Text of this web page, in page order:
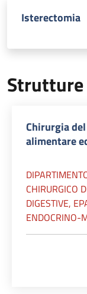
Isterectomia
Chirurgia
alimentare
CHIRURGICO
DIGESTIVE,
ENDOCRINO-